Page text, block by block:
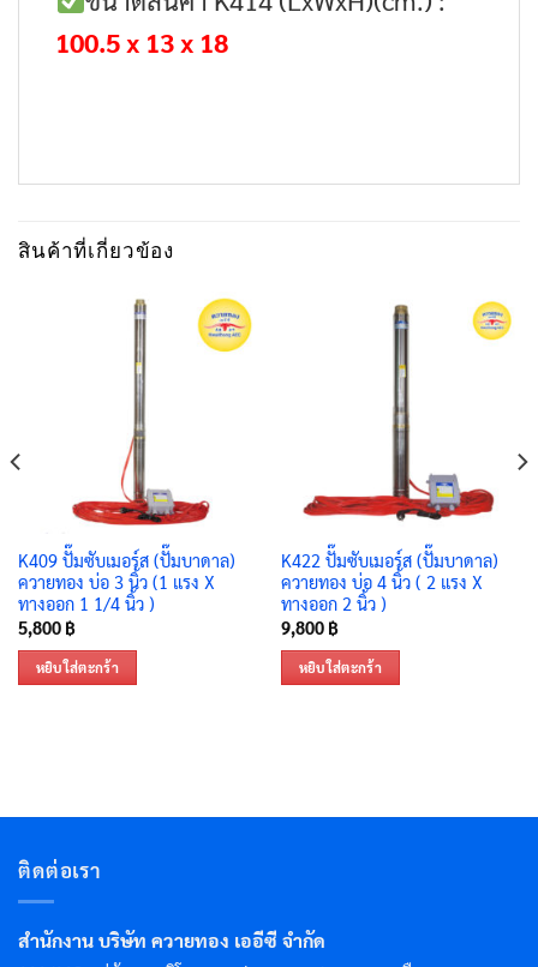
100.5 x 13 x 18
สินค้าที่เกี่ยวข้อง
K409 ปั๊มซับเมอร์ส (ปั๊มบาดาล)
ควายทอง บ่อ 3 นิ้ว (1 แรง X
ทางออก 1 1/4 นิ้ว )
5,800 ฿
หยิบใส่ตะกร้า
K422 ปั๊มซับเมอร์ส (ปั๊มบาดาล)
ควายทอง บ่อ 4 นิ้ว ( 2 แรง X
ทางออก 2 นิ้ว )
9,800 ฿
หยิบใส่ตะกร้า
ติดต่อเรา
สำนักงาน บริษัท ควายทอง เออีซี จำกัด